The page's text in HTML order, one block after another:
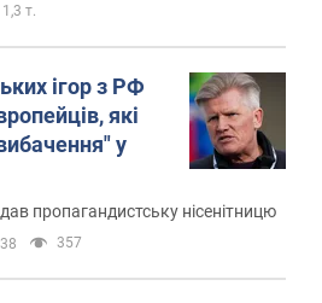
1,3 т.
ігор з РФ
які
у
пропагандистську нісенітницю
357